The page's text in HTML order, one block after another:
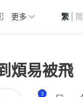
01深圳 觀點
更多 繁 简
煩易被飛
3